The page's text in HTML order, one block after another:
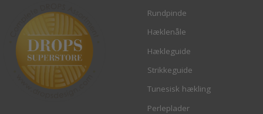
Rundpinde
Hæklenåle
Hækleguide
Strikkeguide
Tunesisk hækling
Perleplader